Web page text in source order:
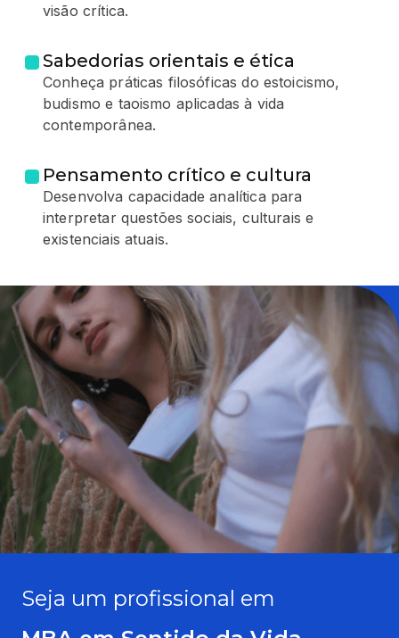
visão crítica.
Sabedorias orientais e ética
Conheça práticas filosóficas do estoicismo,
budismo e taoismo aplicadas à vida
contemporânea.
Pensamento crítico e cultura
Desenvolva capacidade analítica para
interpretar questões sociais, culturais e
existenciais atuais.
Seja um profissional em